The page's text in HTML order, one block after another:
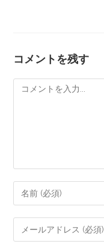
コメントを残す